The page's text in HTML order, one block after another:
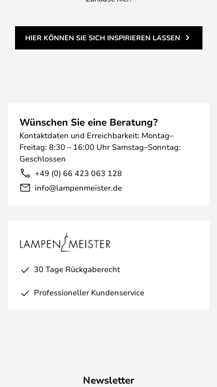
HIER KÖNNEN SIE SICH INSPIRIEREN LASSEN
Wünschen Sie eine Beratung?
Kontaktdaten und Erreichbarkeit: Montag–
Freitag: 8:30 – 16:00 Uhr Samstag–Sonntag:
Geschlossen
+49 (0) 66 423 063 128
info@lampenmeister.de
30 Tage Rückgaberecht
Professioneller Kundenservice
Newsletter